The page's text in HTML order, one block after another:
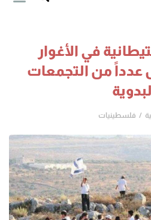
في الأغوار
عدداً من التجمعات
فلسطينيات